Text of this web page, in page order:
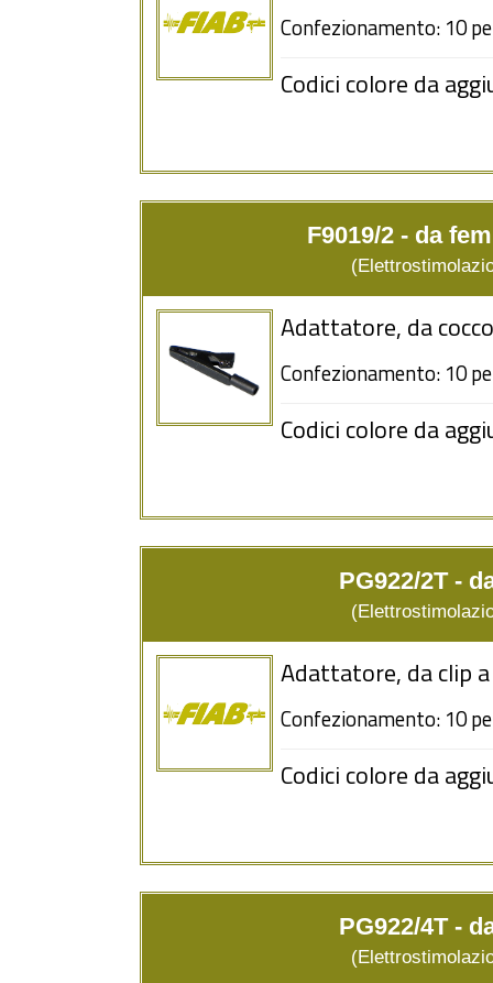
Confezionamento: 10
Codici colore da
F9019/2 - da
Adattatore, da
Confezionamento: 10
Codici colore da
PG922/2T -
Adattatore, da clip
Confezionamento: 10
Codici colore da
PG922/4T -